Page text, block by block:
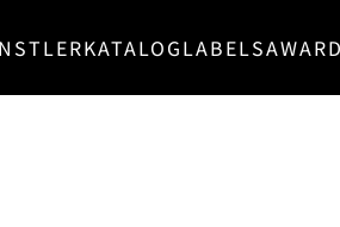
KATALOGLABELS